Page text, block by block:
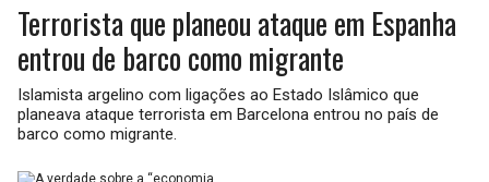
Terrorista que planeou ataque em Espanha
entrou de barco como migrante
Islamista argelino com ligações ao Estado Islâmico que
planeava ataque terrorista em Barcelona entrou no país de
barco como migrante.